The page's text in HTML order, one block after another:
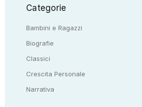
Categorie
Bambini e Ragazzi
Biografie
Classici
Crescita Personale
Narrativa